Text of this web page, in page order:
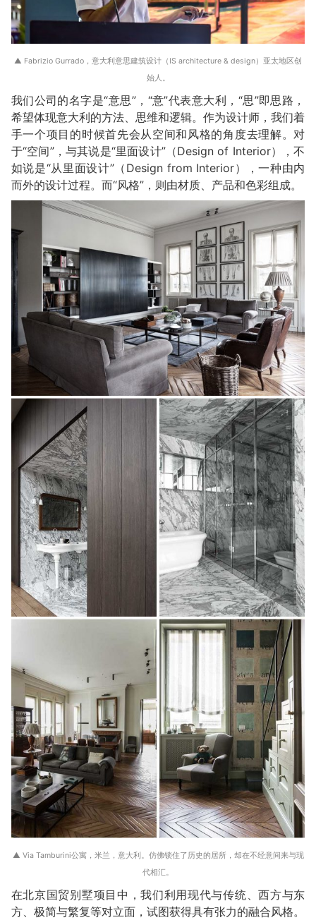
▲ Fabrizio Gurrado，意大利意思建筑设计（IS architecture & design）亚太地区创
始人。
我们公司的名字是“意思”，“意”代表意大利，“思”即思路，
希望体现意大利的方法、思维和逻辑。作为设计师，我们着
手一个项目的时候首先会从空间和风格的角度去理解。对
于“空间”，与其说是“里面设计”（Design of Interior），不
如说是“从里面设计”（Design from Interior），一种由内
而外的设计过程。而“风格”，则由材质、产品和色彩组成。
▲ Via Tamburini公寓，米兰，意大利。仿佛锁住了历史的居所，却在不经意间来与现
代相汇。
在北京国贸别墅项目中，我们利用现代与传统、西方与东
方、极简与繁复等对立面，试图获得具有张力的融合风格。